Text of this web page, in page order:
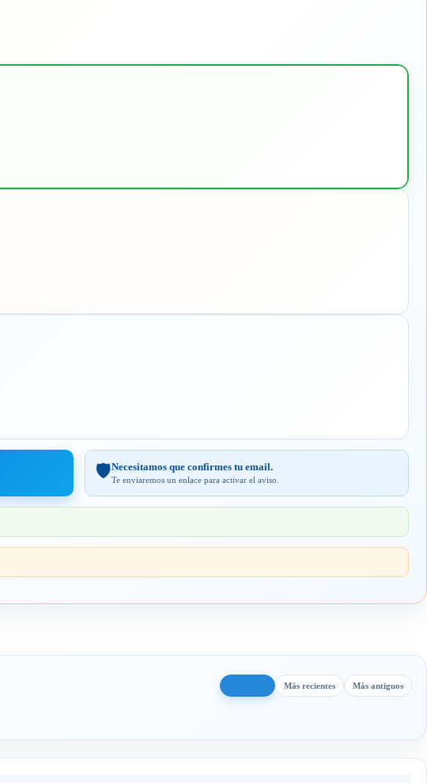
🛡️Necesitamos que confirmes tu email.
Te enviaremos un enlace para activar el aviso.
Más recientes Más antiguos